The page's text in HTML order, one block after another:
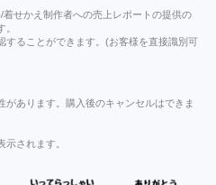
せかえ制作者への売上レポートの提供の
することができます。(お客様を直接識別可
あります。購入後のキャンセルはできま
示されます。